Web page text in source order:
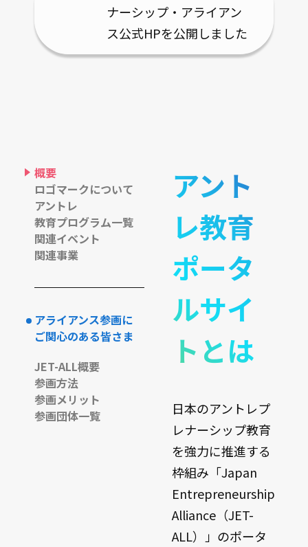
ナーシップ・アライアン
ス公式HPを公開しました
概要
ロゴマークについて
アントレ
教育プログラム一覧
関連イベント
関連事業
アライアンス参画に
ご関心のある皆さま
JET-ALL概要
参画方法
参画メリット
参画団体一覧
アント
レ教育
ポータ
ルサイ
トとは
日本のアントレプ
レナーシップ教育
を強力に推進する
枠組み「Japan
Entrepreneurship
Alliance（JET-
ALL）」のポータ